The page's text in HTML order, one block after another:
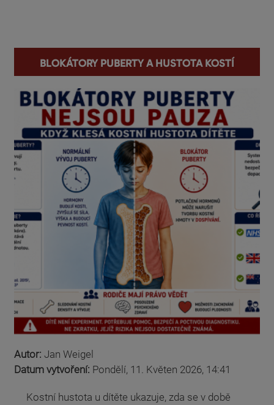
Blokátory puberty a hustota kostí
Autor: Jan Weigel
Datum vytvoření: Pondělí, 11. Květen 2026, 14:41
Kostní hustota u dítěte ukazuje, zda se v době